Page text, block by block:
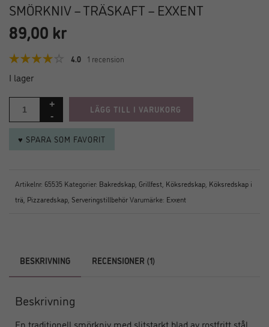
SMÖRKNIV – TRÄSKAFT – EXXENT
89,00 kr
4.0 1 recension
I lager
LÄGG TILL I VARUKORG
♥ SPARA SOM FAVORIT
Artikelnr: 65535 Kategorier: Bakredskap Grillfest Köksredskap Köksredskap i
trä Pizzaredskap ServeringstillbehörVarumärke: Exxent
BESKRIVNING RECENSIONER (1)
Beskrivning
En traditionell smörkniv med slitstarkt blad av rostfritt stål